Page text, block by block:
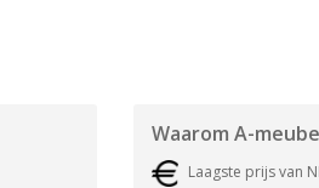
Waarom A-
Laagste prijs van